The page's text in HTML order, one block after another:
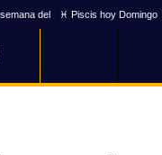
del ♓ Piscis hoy Domingo